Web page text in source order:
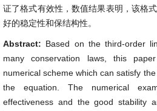
证了格式有效性，数值结果表明，该格
好的稳定性和保结构性。
Abstract: Based on the third-order
many conservation laws, this
numerical scheme which can satisfy
the equation. The numerical
effectiveness and the good stability